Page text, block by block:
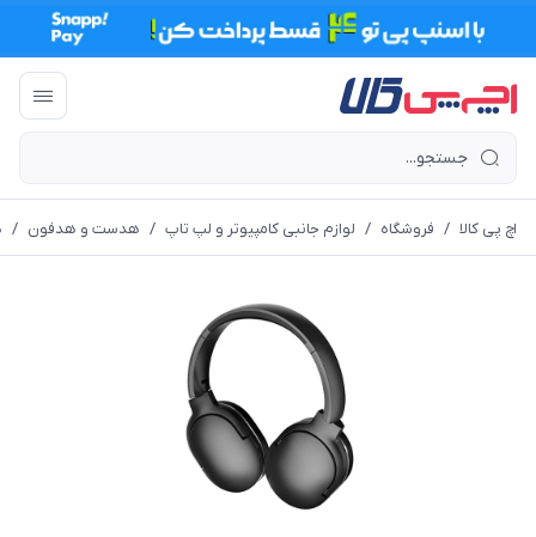
اچ پی کالا / فروشگاه / لوازم جانبی کامپیوتر و لپ تاپ / هدست و هدفون /